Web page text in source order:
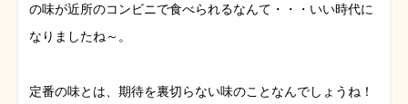
の味が近所のコンビニで食べられるなんて・・・いい時代に
なりましたね～。
定番の味とは、期待を裏切らない味のことなんでしょうね！